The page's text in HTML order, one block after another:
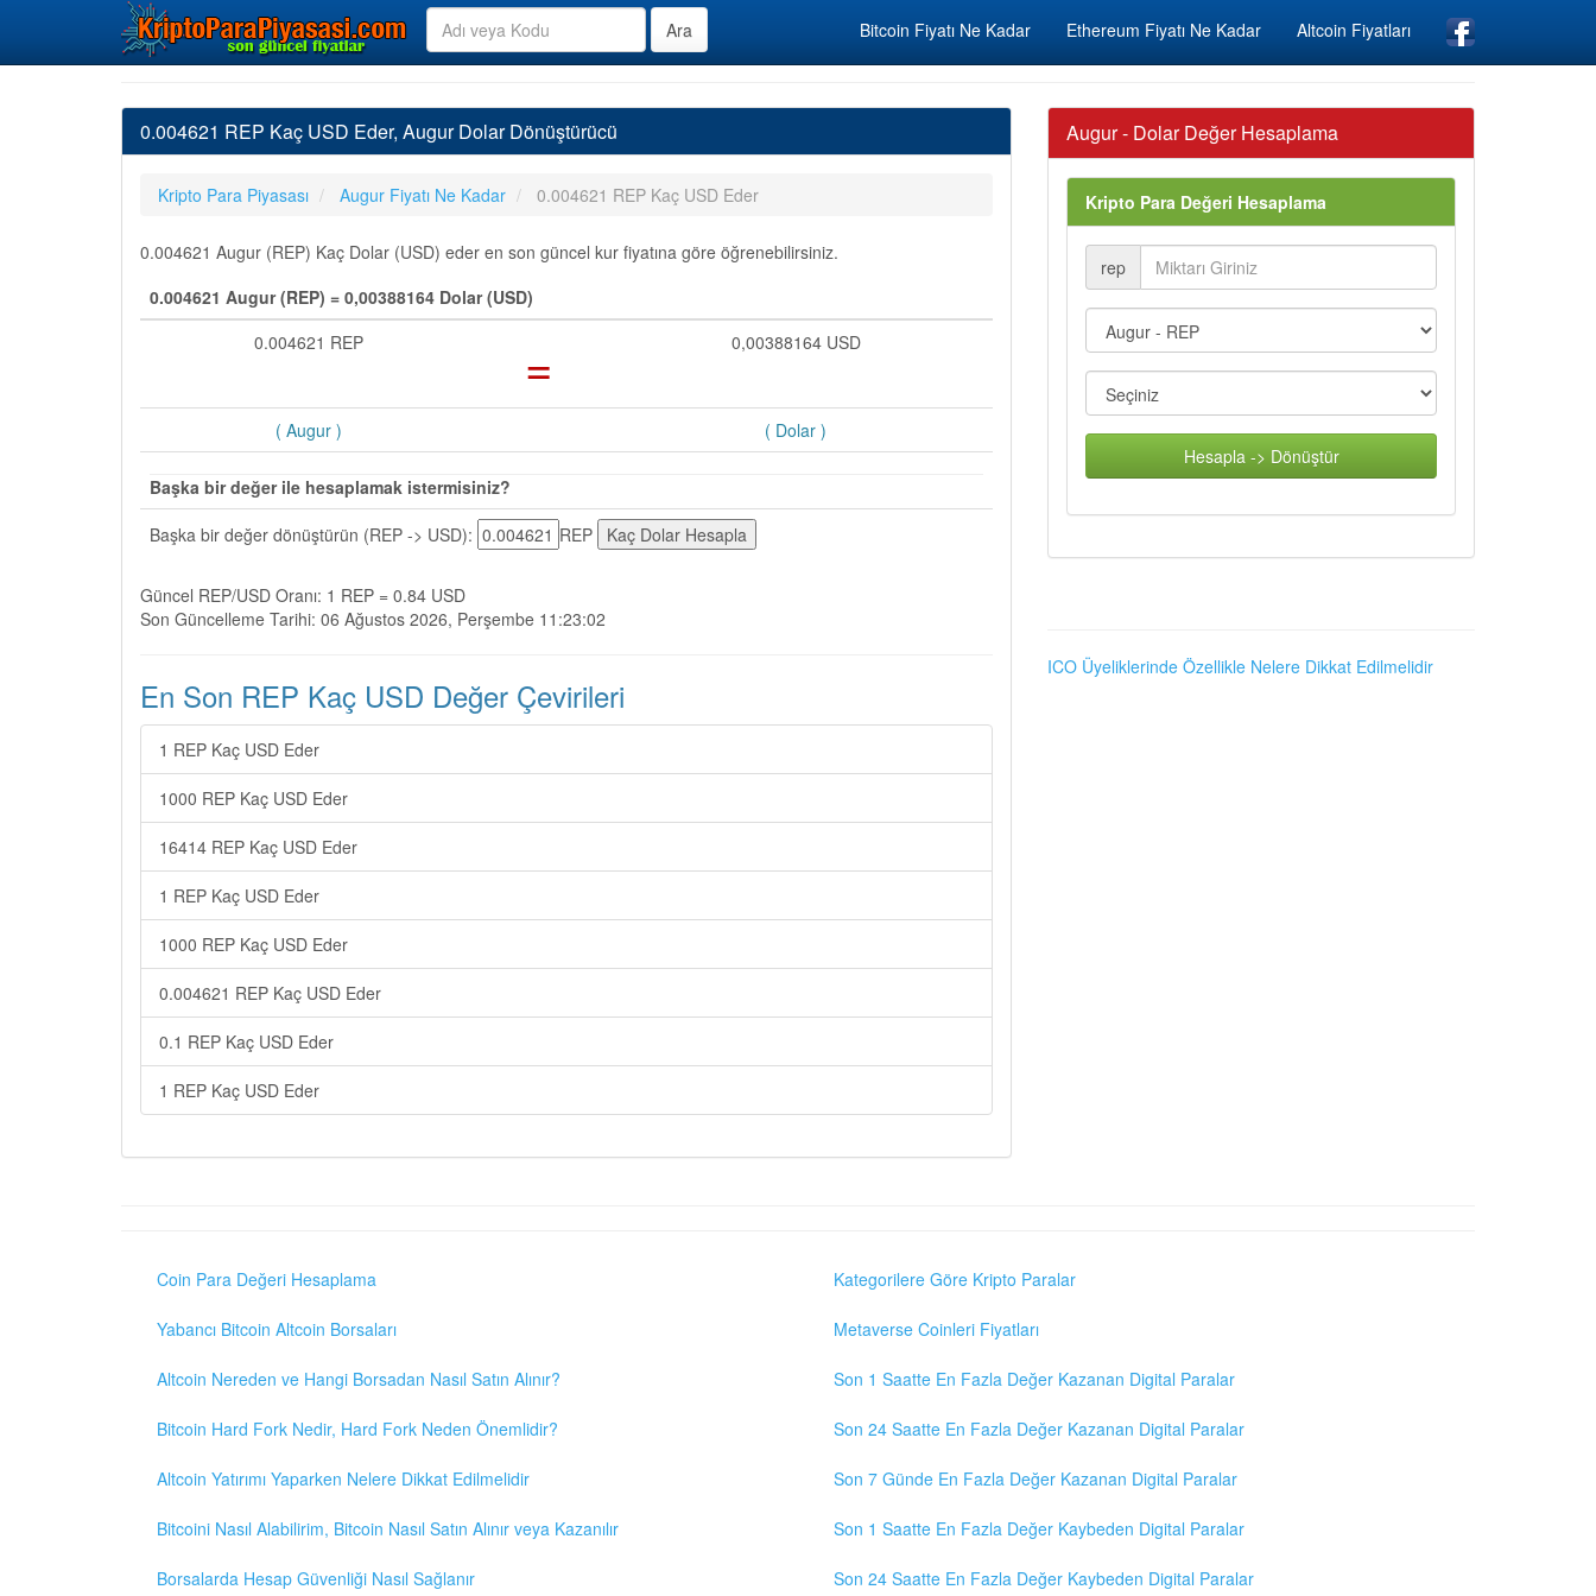
Bitcoin Fiyatı Ne Kadar Ethereum Fiyatı Ne Kadar Altcoin Fiyatları
0.004621 REP Kaç USD Eder, Augur Dolar Dönüştürücü
Kripto Para Piyasası Augur Fiyatı Ne Kadar 0.004621 REP Kaç USD Eder
0.004621 Augur (REP) Kaç Dolar (USD) eder en son güncel kur fiyatına göre öğrenebilirsiniz.
0.004621 Augur (REP) = 0,00388164 Dolar (USD)
0.004621 REP
= 0,00388164 USD
( Augur ) ( Dolar )
Başka bir değer ile hesaplamak istermisiniz?
Başka bir değer dönüştürün (REP -> USD):
REP
Güncel REP/USD Oranı: 1 REP = 0.84 USD
Son Güncelleme Tarihi: 06 Ağustos 2026, Perşembe 11:23:02
En Son REP Kaç USD Değer Çevirileri
1 REP Kaç USD Eder
1000 REP Kaç USD Eder
16414 REP Kaç USD Eder
1 REP Kaç USD Eder
1000 REP Kaç USD Eder
0.004621 REP Kaç USD Eder
0.1 REP Kaç USD Eder
1 REP Kaç USD Eder
Augur - Dolar Değer Hesaplama
Kripto Para Değeri Hesaplama
rep
Hesapla -> Dönüştür
ICO Üyeliklerinde Özellikle Nelere Dikkat Edilmelidir
Coin Para Değeri Hesaplama
Yabancı Bitcoin Altcoin Borsaları
Altcoin Nereden ve Hangi Borsadan Nasıl Satın Alınır?
Bitcoin Hard Fork Nedir, Hard Fork Neden Önemlidir?
Altcoin Yatırımı Yaparken Nelere Dikkat Edilmelidir
Bitcoini Nasıl Alabilirim, Bitcoin Nasıl Satın Alınır veya Kazanılır
Borsalarda Hesap Güvenliği Nasıl Sağlanır
Kategorilere Göre Kripto Paralar
Metaverse Coinleri Fiyatları
Son 1 Saatte En Fazla Değer Kazanan Digital Paralar
Son 24 Saatte En Fazla Değer Kazanan Digital Paralar
Son 7 Günde En Fazla Değer Kazanan Digital Paralar
Son 1 Saatte En Fazla Değer Kaybeden Digital Paralar
Son 24 Saatte En Fazla Değer Kaybeden Digital Paralar